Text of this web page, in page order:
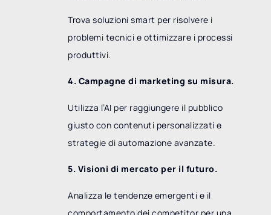
Trova soluzioni smart per risolvere i
problemi tecnici e ottimizzare i processi
produttivi.
4. Campagne di marketing su misura.
Utilizza l’AI per raggiungere il pubblico
giusto con contenuti personalizzati e
strategie di automazione avanzate.
5. Visioni di mercato per il futuro.
Analizza le tendenze emergenti e il
comportamento dei competitor per una